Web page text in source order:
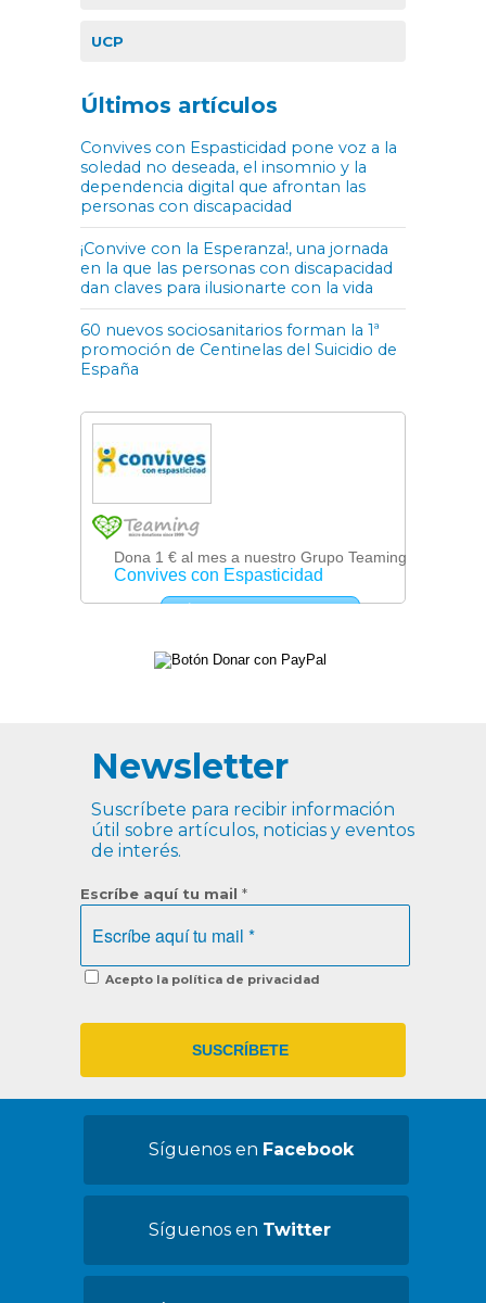
UCP
Últimos artículos
Convives con Espasticidad pone voz a la
soledad no deseada, el insomnio y la
dependencia digital que afrontan las
personas con discapacidad
¡Convive con la Esperanza!, una jornada
en la que las personas con discapacidad
dan claves para ilusionarte con la vida
60 nuevos sociosanitarios forman la 1ª
promoción de Centinelas del Suicidio de
España
Newsletter
Suscríbete para recibir información
útil sobre artículos, noticias y eventos
de interés.
Escríbe aquí tu mail *
Acepto la política de privacidad
Síguenos en Facebook
Síguenos en Twitter